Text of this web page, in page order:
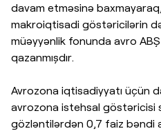
davam etməsinə
makroiqtisadi göstəricilərin
müəyyənlik fonunda avro
qazanmışdır.
Avrozona iqtisadiyyatı üçün
avrozona istehsal göstəricisi
gözləntilərdən 0,7 faiz bəndi